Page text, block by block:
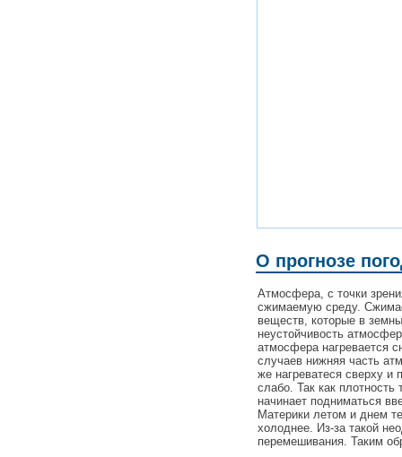
О прогнозе
Атмосфера, с точки
сжимаемую среду.
веществ, которые в
неустойчивость
атмосфера нагревается
случаев нижняя часть
же нагреватеся сверху и
слабо. Так как
начинает подниматься
Материки летом и днем
холоднее. Из-за такой
перемешивания. Таким